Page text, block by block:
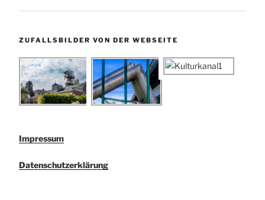
ZUFALLSBILDER VON DER WEBSEITE
Impressum
Datenschutzerklärung